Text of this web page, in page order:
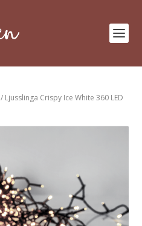
/ Ljusslinga Crispy Ice White 360 LED